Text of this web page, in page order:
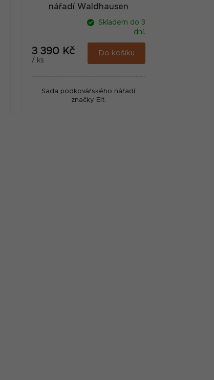
nářadí Waldhausen
Skladem do 3
dní.
3 390 Kč
/ ks
Do košíku
Sada podkovářského nářadí
značky Elt.